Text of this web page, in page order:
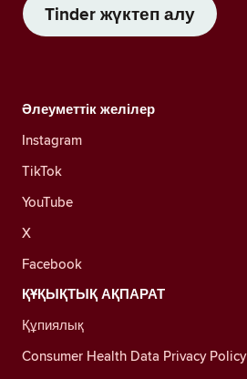
Tinder жүктеп алу
Әлеуметтік желілер
Instagram
TikTok
YouTube
X
Facebook
ҚҰҚЫҚТЫҚ АҚПАРАТ
Құпиялық
Consumer Health Data Privacy Policy